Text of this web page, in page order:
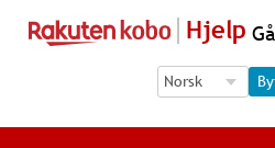
Hjelp
Language
Language